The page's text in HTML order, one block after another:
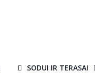
SODUI IR TERASAI